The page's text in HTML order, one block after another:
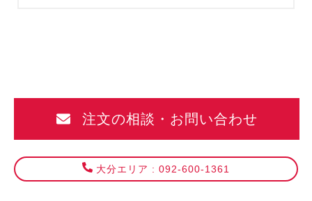
注文の相談・お問い合わせ
大分エリア : 092-600-1361